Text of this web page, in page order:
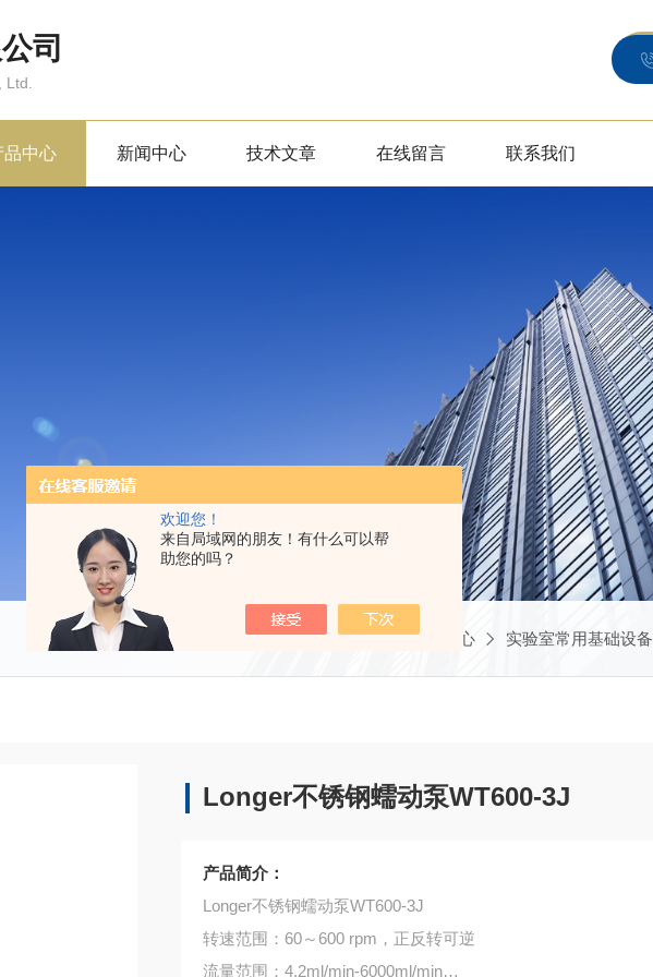
欢迎您！
来自局域网的朋友！有什么可以帮
助您的吗？
司
品中心 新闻中心 技术文章 在线留言 联系我们
当前位置：首页 产品中心 实验室常用基础设备
Longer不锈钢蠕动泵WT600-3J
产品简介：
Longer不锈钢蠕动泵WT600-3J
转速范围：60～600 rpm，正反转可逆
流量范围：4.2ml/min-6000ml/min